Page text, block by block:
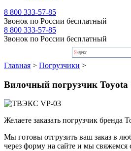
8 800 333-57-85
Звонок по России бесплатный
8 800 333-57-85
Звонок по России бесплатный
Главная > Погрузчики >
Вилочный погрузчик Toyota
Желаете заказать погрузчик бренда
Мы готовы отгрузить ваш заказ в
через форму на сайте и мы свяжемся